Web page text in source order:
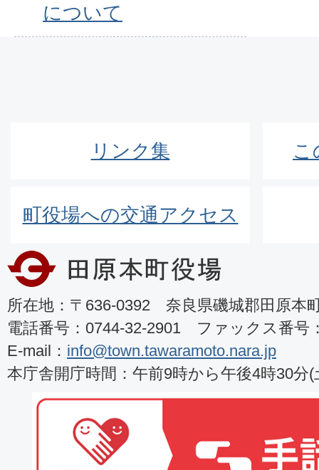
について
リンク集 こ
町役場への交通アクセス
所在地：〒636-0392 奈良県磯城郡田原本
電話番号：0744-32-2901 ファックス番号
E-mail： info@town.tawaramoto.nara.jp
本庁舎開庁時間：午前9時から午後4時30分